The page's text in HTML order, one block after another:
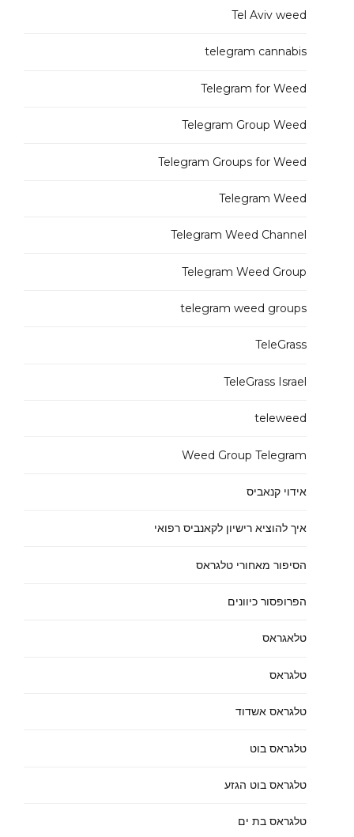
Tel Aviv weed
telegram cannabis
Telegram for Weed
Telegram Group Weed
Telegram Groups for Weed
Telegram Weed
Telegram Weed Channel
Telegram Weed Group
telegram weed groups
TeleGrass
TeleGrass Israel
teleweed
Weed Group Telegram
אידוי קנאביס
איך להוציא רישיון לקאנביס רפואי
הסיפור מאחורי טלגראס
הפרופסור כיוונים
טלאגראס
טלגראס
טלגראס אשדוד
טלגראס בוט
טלגראס בוט הגזע
טלגראס בת ים